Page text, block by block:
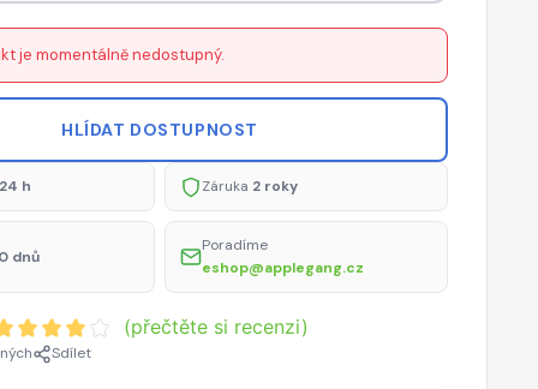
je momentálně nedostupný.
HLÍDAT DOSTUPNOST
h Záruka 2 roky
dnů
Poradíme
eshop@applegang.cz
(přečtěte si recenzi)
Sdílet